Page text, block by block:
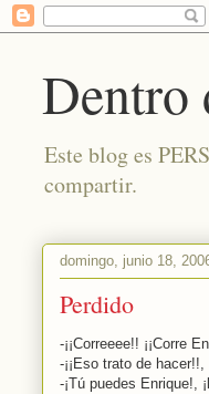
Dentro
Este blog es
compartir.
domingo, junio 18,
Perdido
-¡¡Correeee!! ¡¡Corre
-¡¡Eso trato de
-¡Tú puedes Enrique!,